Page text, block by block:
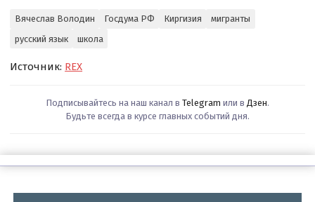
Вячеслав Володин Госдума РФ Киргизия
мигранты
русский язык
школа
Источник: REX
Подписывайтесь на наш канал в Telegram или в Дзен.
Будьте всегда в курсе главных событий дня.